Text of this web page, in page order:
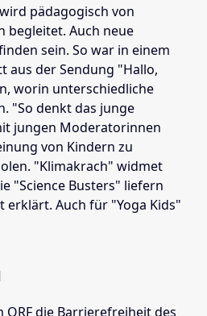
pädagogisch von
begleitet. Auch neue
sein. So war in einem
aus der Sendung "Hallo,
worin unterschiedliche
"So denkt das junge
jungen Moderatorinnen
von Kindern zu
"Klimakrach" widmet
"Science Busters" liefern
erklärt. Auch für "Yoga Kids"
die Barrierefreiheit des